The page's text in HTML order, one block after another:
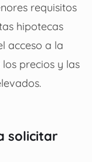
requisitos
hipotecas
acceso a la
precios y las
solicitar